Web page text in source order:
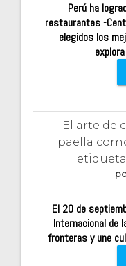
Perú ha
restaurantes -
elegidos los
El arte de
paella
El 20 de
Internacional de
fronteras y une